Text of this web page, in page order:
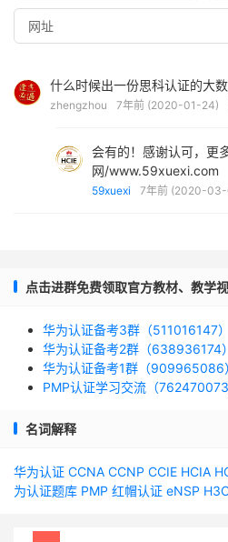
什么时候出一份思科认证的大数
zhengzhou 7年前 (2020-01-24)
会有的！感谢认可，更
网/www.59xuexi.com
59xuexi 7年前 (2020-
点击进群免费领取官方教材、教学
华为认证备考3群（511016147）
华为认证备考2群（638936174
华为认证备考1群（909965086
PMP认证学习交流（762470073
名词解释
华为认证 CCNA CCNP CCIE HCIA
为认证题库 PMP 红帽认证 eNSP